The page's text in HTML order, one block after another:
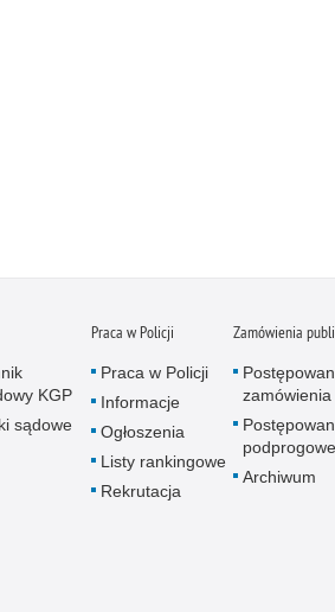
KGP
sądowe
Praca w Policji
Praca w Policji
Informacje
Ogłoszenia
Listy rankingowe
Rekrutacja
Zamówienia
zamówienia
podprogowe
Archiwum